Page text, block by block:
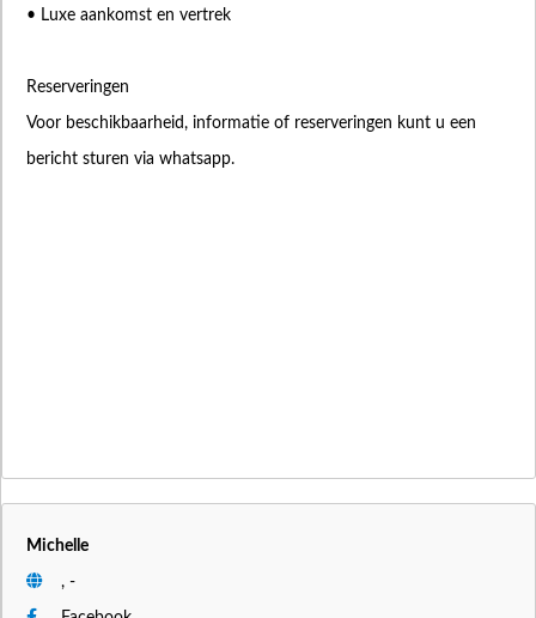
• Luxe aankomst en vertrek
Reserveringen
Voor beschikbaarheid, informatie of reserveringen kunt u een
bericht sturen via whatsapp.
Michelle
, -